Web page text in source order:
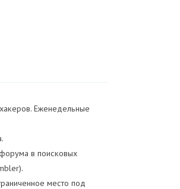
Еженедельные
в поисковых
место под